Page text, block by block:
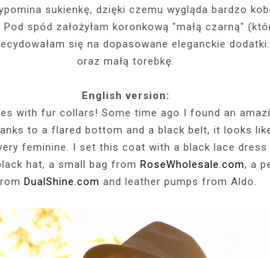
SENSUAL PHOTOBOOK
MORE ME THAN
SPÓDNICZKA, CZARNE
KTÓRYMI PRAGNĘ SIĘ Z WAMI
PODZIELIĆ
SZARA
PRAGNĘ SIĘ Z
BUDUAROWE SESJE + 100 ZŁ DO
AIRBNB
DLACZEGO MONA
WENUS Z
CZARNE LEGGINSY I
PRACOWNI
sukienkę, dzięki czemu wygląda bardzo
spód założyłam koronkową "małą czarną"
się na dopasowane eleganckie
oraz małą torebkę.
English version:
with fur collars! Some time ago I found an
to a flared bottom and a black belt, it looks
feminine. I set this coat with a black lace dress
hat, a small bag from RoseWholesale.com, a
DualShine.com and leather pumps from Aldo.